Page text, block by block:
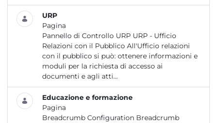
URP
Pagina
Pannello di Controllo URP URP - Ufficio
Relazioni con il Pubblico All'Ufficio relazioni
con il pubblico si può: ottenere informazioni e
moduli per la richiesta di accesso ai
documenti e agli atti...
Educazione e formazione
Pagina
Breadcrumb Configuration Breadcrumb